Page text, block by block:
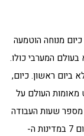
מנוחה הוטמעה
המערבי כולו.
ביום ראשון. כיום,
מאומות העולם על
מספר שעות העבודה
השבועי הגבוה ביותר מבין המדינות המפותחות (מקום 7 במדינות ה-